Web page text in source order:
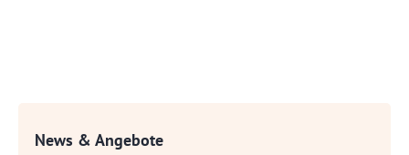
News & Angebote